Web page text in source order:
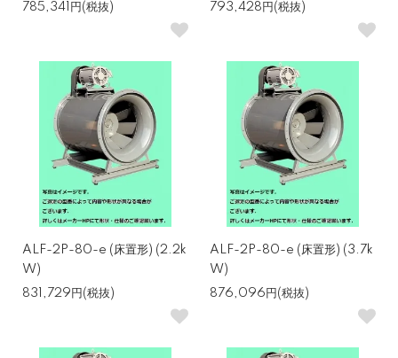
785,341円(税抜)
793,428円(税抜)
ALF-2P-80-e (床置形) (2.2k
W)
831,729円(税抜)
ALF-2P-80-e (床置形) (3.7k
W)
876,096円(税抜)